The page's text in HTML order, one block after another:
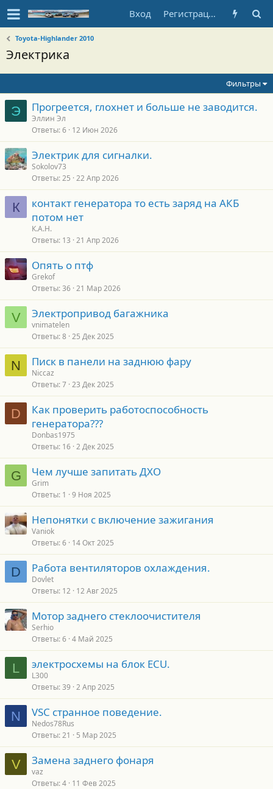
Вход Регистрация
Toyota-Highlander 2010
Электрика
Фильтры
Э Прогреется, глохнет и больше не заводится.
Эллин Эл
Ответы 6 12 Июн 2026
Электрик для сигналки.
Sokolov73
Ответы 25 22 Апр 2026
К
контакт генератора то есть заряд на АКБ
потом нет
К.А.Н.
Ответы 13 21 Апр 2026
Опять о птф
Grekof
Ответы 36 21 Мар 2026
V Электропривод багажника
vnimatelen
Ответы 8 25 Дек 2025
N Писк в панели на заднюю фару
Niccaz
Ответы 7 23 Дек 2025
D
Как проверить работоспособность
генератора???
Donbas1975
Ответы 16 2 Дек 2025
G Чем лучше запитать ДХО
Grim
Ответы 1 9 Ноя 2025
Непонятки с включение зажигания
Vaniok
Ответы 6 14 Окт 2025
D Работа вентиляторов охлаждения.
Dovlet
Ответы 12 12 Авг 2025
Мотор заднего стеклоочистителя
Serhio
Ответы 6 4 Май 2025
L электросхемы на блок ECU.
L300
Ответы 39 2 Апр 2025
N VSC странное поведение.
Nedos78Rus
Ответы 21 5 Мар 2025
V Замена заднего фонаря
vaz
Ответы 4 11 Фев 2025